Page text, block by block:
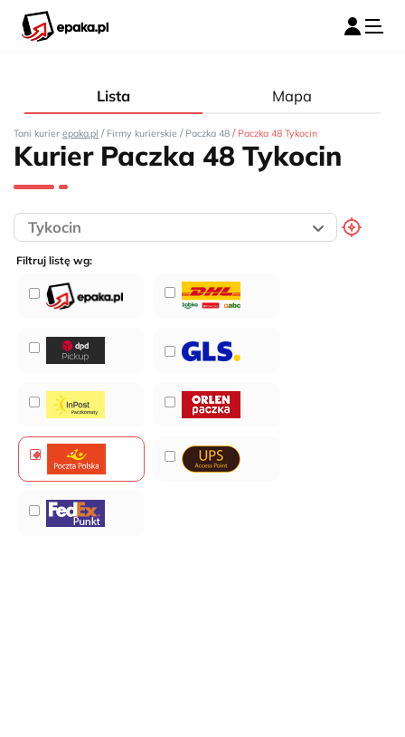
Lista Mapa
Tani kurier epaka.pl / Firmy kurierskie / Paczka 48 / Paczka 48 Tykocin
Kurier Paczka 48 Tykocin
Filtruj listę wg: